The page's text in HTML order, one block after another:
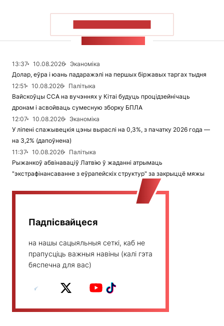
13:37 10.08.2026
Эканоміка
Долар, еўра і юань падаражэлі на першых біржавых таргах тыдня
12:51
10.08.2026
Палітыка
Вайскоўцы ССА на вучэннях у Кітаі будуць процідзейнічаць
дронам і асвойваць сумесную зборку БПЛА
12:07
10.08.2026
Эканоміка
У ліпені спажывецкія цэны выраслі на 0,3%, з пачатку 2026 года —
на 3,2% (дапоўнена)
11:37
10.08.2026
Палітыка
Рыжанкоў абвінаваціў Латвію ў жаданні атрымаць
"экстрафінансаванне з еўрапейскіх структур" за закрыццё мяжы
Падпісвайцеся
на нашы сацыяльныя сеткі, каб не
прапусціць важныя навіны (калі гэта
бяспечна для вас)